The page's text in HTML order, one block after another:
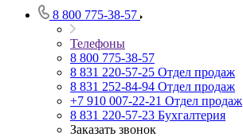
8 800 775-38-57
Телефоны
8 800 775-38-57
8 831 220-57-25 Отдел продаж
8 831 252-84-94 Отдел продаж
+7 910 007-22-21 Отдел продаж
8 831 220-57-23 Бухгалтерия
Заказать звонок